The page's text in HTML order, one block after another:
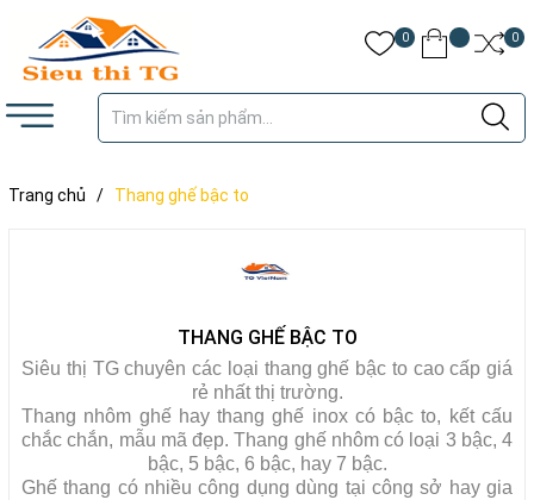
0 0
Trang chủ / Thang ghế bậc to
THANG GHẾ BẬC TO
Siêu thị TG chuyên các loại thang ghế bậc to cao cấp giá
rẻ nhất thị trường.
Thang nhôm ghế hay thang ghế inox có bậc to, kết cấu
chắc chắn, mẫu mã đẹp. Thang ghế nhôm có loại 3 bậc, 4
bậc, 5 bậc, 6 bậc, hay 7 bậc.
Ghế thang có nhiều công dụng dùng tại công sở hay gia